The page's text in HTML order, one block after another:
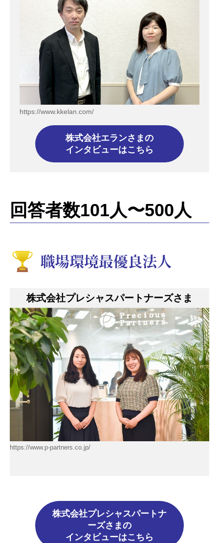
https://www.kkelan.com/
株式会社エランさまの
インタビューはこちら
回答者数101人〜500人
株式会社プレシャスパートナーズさま
https://www.p-partners.co.jp/
株式会社プレシャスパートナ
ーズさまの
インタビューはこちら